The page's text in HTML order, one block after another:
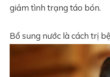
giảm tình trạng táo bón.
Bổ sung nước là cách trị